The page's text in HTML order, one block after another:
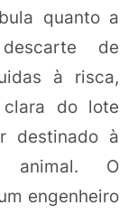
quanto a
de
à risca,
do lote
destinado à
animal. O
engenheiro